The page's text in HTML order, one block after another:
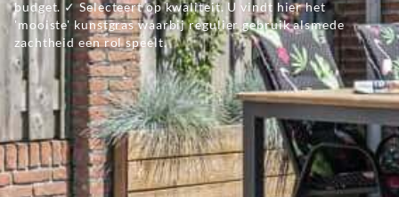
budget. ✓ Selecteert op kwaliteit. U vindt hier het
'mooiste' kunstgras waarbij regulier gebruik alsmede
zachtheid een rol speelt.